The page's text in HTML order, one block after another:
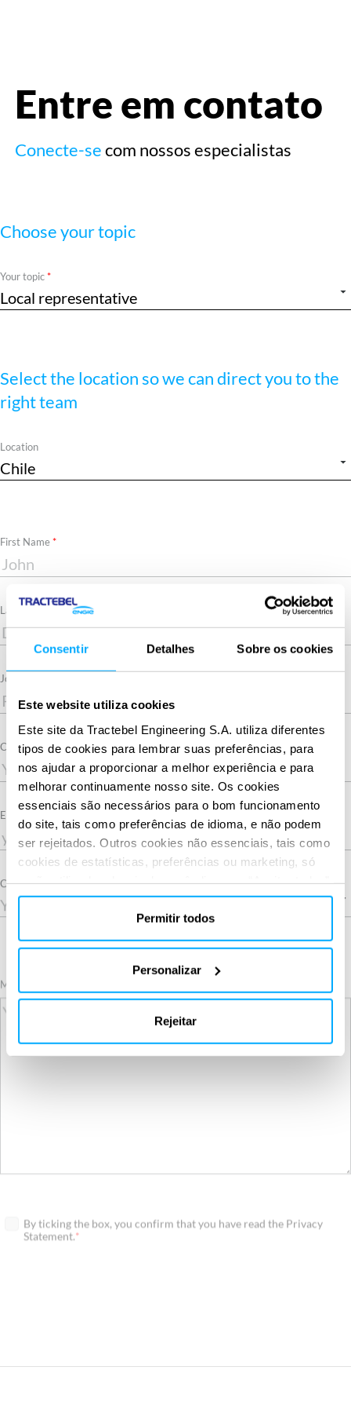
Consentir Detalhes Sobre os cookies
Este website utiliza cookies
Este site da Tractebel Engineering S.A. utiliza diferentes
tipos de cookies para lembrar suas preferências, para
nos ajudar a proporcionar a melhor experiência e para
melhorar continuamente nosso site. Os cookies
essenciais são necessários para o bom funcionamento
do site, tais como preferências de idioma, e não podem
ser rejeitados. Outros cookies não essenciais, tais como
cookies de estatísticas, preferências ou marketing, só
Para obter mais informações, leia nossa política de
cookies na seção “Sobre” e na parte inferior do nosso
site.
Permitir todos
Personalizar
Rejeitar
Entre em contato
Conecte-secom nossos especialistas
Choose your topic
Your topic Required
Select the location so we can direct you to the
right team
Location
First Name Required
Last Name Required
Job title
Company
Email Required
Country
Message
Statement.
Required